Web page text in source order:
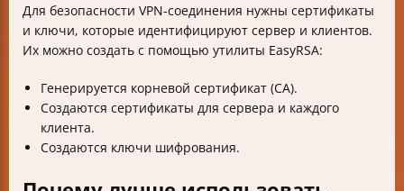
Для безопасности VPN-соединения нужны сертификаты
и ключи, которые идентифицируют сервер и клиентов.
Их можно создать с помощью утилиты EasyRSA:
Генерируется корневой сертификат (CA).
Создаются сертификаты для сервера и каждого
клиента.
Создаются ключи шифрования.